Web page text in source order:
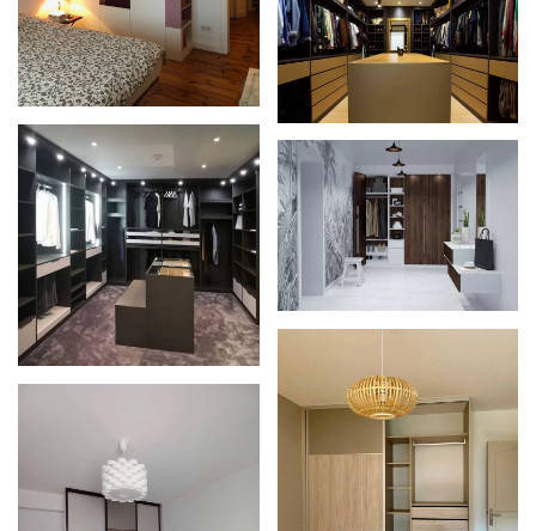
Zoom
Zoom
Zoom
Zoom